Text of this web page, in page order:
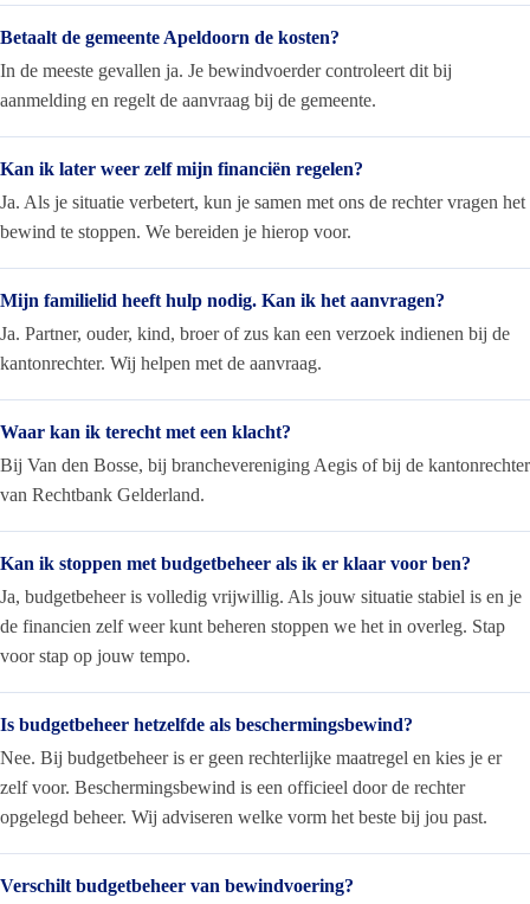
Betaalt de gemeente Apeldoorn de kosten?
In de meeste gevallen ja. Je bewindvoerder controleert dit bij
aanmelding en regelt de aanvraag bij de gemeente.
Kan ik later weer zelf mijn financiën regelen?
Ja. Als je situatie verbetert, kun je samen met ons de rechter vragen het
bewind te stoppen. We bereiden je hierop voor.
Mijn familielid heeft hulp nodig. Kan ik het aanvragen?
Ja. Partner, ouder, kind, broer of zus kan een verzoek indienen bij de
kantonrechter. Wij helpen met de aanvraag.
Waar kan ik terecht met een klacht?
Bij Van den Bosse, bij branchevereniging Aegis of bij de kantonrechter
van Rechtbank Gelderland.
Kan ik stoppen met budgetbeheer als ik er klaar voor ben?
Ja, budgetbeheer is volledig vrijwillig. Als jouw situatie stabiel is en je
de financien zelf weer kunt beheren stoppen we het in overleg. Stap
voor stap op jouw tempo.
Is budgetbeheer hetzelfde als beschermingsbewind?
Nee. Bij budgetbeheer is er geen rechterlijke maatregel en kies je er
zelf voor. Beschermingsbewind is een officieel door de rechter
opgelegd beheer. Wij adviseren welke vorm het beste bij jou past.
Verschilt budgetbeheer van bewindvoering?